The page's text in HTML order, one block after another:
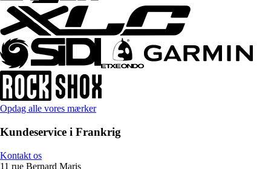
Opdag alle vores mærker
Kundeservice i Frankrig
Kontakt os
11 rue Bernard Maris